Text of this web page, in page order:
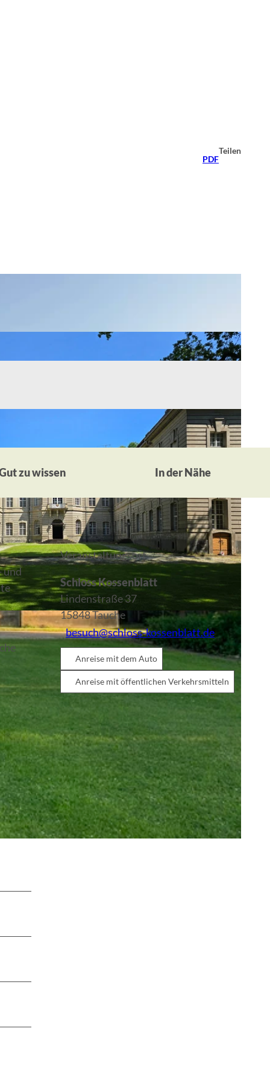
PDF
Teilen
zu wissen In der Nähe
und
Veranstaltungsort
Schloss Kossenblatt
Lindenstraße 37
15848Tauche
besuch@schloss-kossenblatt.de
Anreise mit dem Auto
Anreise mit öffentlichen Verkehrsmitteln